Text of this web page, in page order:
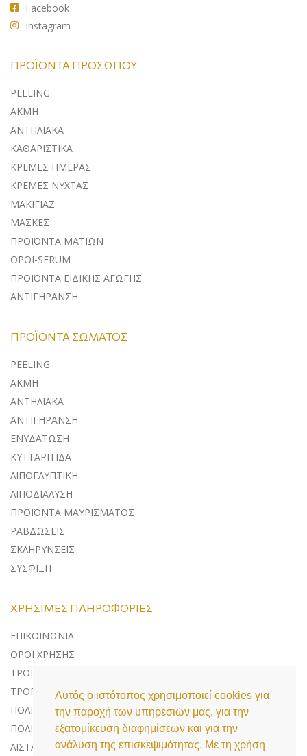
Αυτός ο ιστότοπος χρησιμοποιεί cookies για
την παροχή των υπηρεσιών μας, για την
εξατομίκευση διαφημίσεων και για την
ανάλυση της επισκεψιμότητας. Με τη χρήση
Facebook
Instagram
ΠΡΟΪΌΝΤΑ ΠΡΟΣΏΠΟΥ
PEELING
ΑΚΜΗ
ΑΝΤΗΛΙΑΚA
ΚΑΘΑΡΙΣΤΙΚΑ
ΚΡΕΜΕΣ ΗΜΕΡΑΣ
ΚΡΕΜΕΣ ΝΥΧΤΑΣ
ΜΑΚΙΓΙΑΖ
ΜΑΣΚΕΣ
ΠΡΟΪΟΝΤΑ ΜΑΤΙΩΝ
ΟΡΟΙ-SERUM
ΠΡΟΪΟΝΤΑ ΕΙΔΙΚΗΣ ΑΓΩΓΗΣ
ΑΝΤΙΓΗΡΑΝΣΗ
ΠΡΟΪΌΝΤΑ ΣΏΜΑΤΟΣ
PEELING
ΑΚΜΗ
ΑΝΤΗΛΙΑΚΑ
ΑΝΤΙΓΗΡΑΝΣΗ
ΕΝΥΔΑΤΩΣΗ
ΚΥΤΤΑΡΙΤΙΔΑ
ΛΙΠΟΓΛΥΠΤΙΚΗ
ΛΙΠΟΔΙΑΛΥΣΗ
ΠΡΟΪΟΝΤΑ ΜΑΥΡΙΣΜΑΤΟΣ
ΡΑΒΔΩΣΕΙΣ
ΣΚΛΗΡΥΝΣΕΙΣ
ΣΥΣΦΙΞΗ
ΧΡΉΣΙΜΕΣ ΠΛΗΡΟΦΟΡΊΕΣ
ΕΠΙΚΟΙΝΩΝΊΑ
ΌΡΟΙ ΧΡΉΣΗΣ
ΤΡΌΠΟΙ ΠΛΗΡΩΜΉΣ
ΤΡΌΠΟΙ ΑΠΟΣΤΟΛΉΣ
ΠΟΛΙΤΙΚΉ ΕΠΙΣΤΡΟΦΏΝ
ΠΟΛΙΤΙΚΉ ΠΡΟΣΤΑΣΊΑΣ ΔΕΔΟΜΈΝΩΝ
ΛΊΣΤΑ COOKIES